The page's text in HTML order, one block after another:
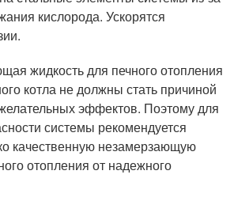
кислорода. Ускорятся
жидкость для печного отопления
котла не должны стать причиной
эффектов. Поэтому для
системы рекомендуется
качественную незамерзающую
отопления от надежного